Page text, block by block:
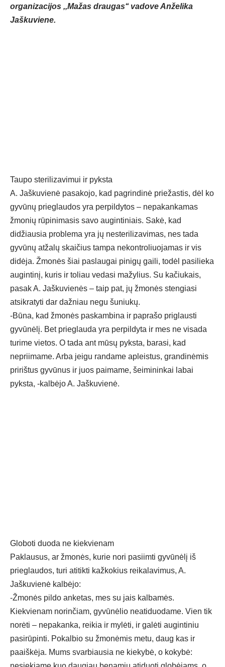
organizacijos ,,Mažas draugas‘‘ vadove Anželika
Jaškuviene.
Taupo sterilizavimui ir pyksta
A. Jaškuvienė pasakojo, kad pagrindinė priežastis, dėl ko
gyvūnų prieglaudos yra perpildytos – nepakankamas
žmonių rūpinimasis savo augintiniais. Sakė, kad
didžiausia problema yra jų nesterilizavimas, nes tada
gyvūnų atžalų skaičius tampa nekontroliuojamas ir vis
didėja. Žmonės šiai paslaugai pinigų gaili, todėl pasilieka
augintinį, kuris ir toliau vedasi mažylius. Su kačiukais,
pasak A. Jaškuvienės – taip pat, jų žmonės stengiasi
atsikratyti dar dažniau negu šuniukų.
-Būna, kad žmonės paskambina ir paprašo priglausti
gyvūnėlį. Bet prieglauda yra perpildyta ir mes ne visada
turime vietos. O tada ant mūsų pyksta, barasi, kad
nepriimame. Arba jeigu randame apleistus, grandinėmis
pririštus gyvūnus ir juos paimame, šeimininkai labai
pyksta, -kalbėjo A. Jaškuvienė.
Globoti duoda ne kiekvienam
Paklausus, ar žmonės, kurie nori pasiimti gyvūnėlį iš
prieglaudos, turi atitikti kažkokius reikalavimus, A.
Jaškuvienė kalbėjo:
-Žmonės pildo anketas, mes su jais kalbamės.
Kiekvienam norinčiam, gyvūnėlio neatiduodame. Vien tik
norėti – nepakanka, reikia ir mylėti, ir galėti augintiniu
pasirūpinti. Pokalbio su žmonėmis metu, daug kas ir
paaiškėja. Mums svarbiausia ne kiekybė, o kokybė: